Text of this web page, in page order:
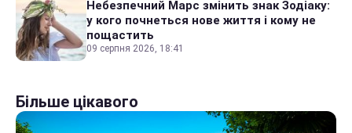
Небезпечний Марс змінить знак Зодіаку:
у кого почнеться нове життя і кому не
пощастить
09 серпня 2026, 18:41
Більше цікавого